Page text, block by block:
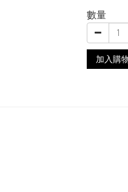
數量
加入購